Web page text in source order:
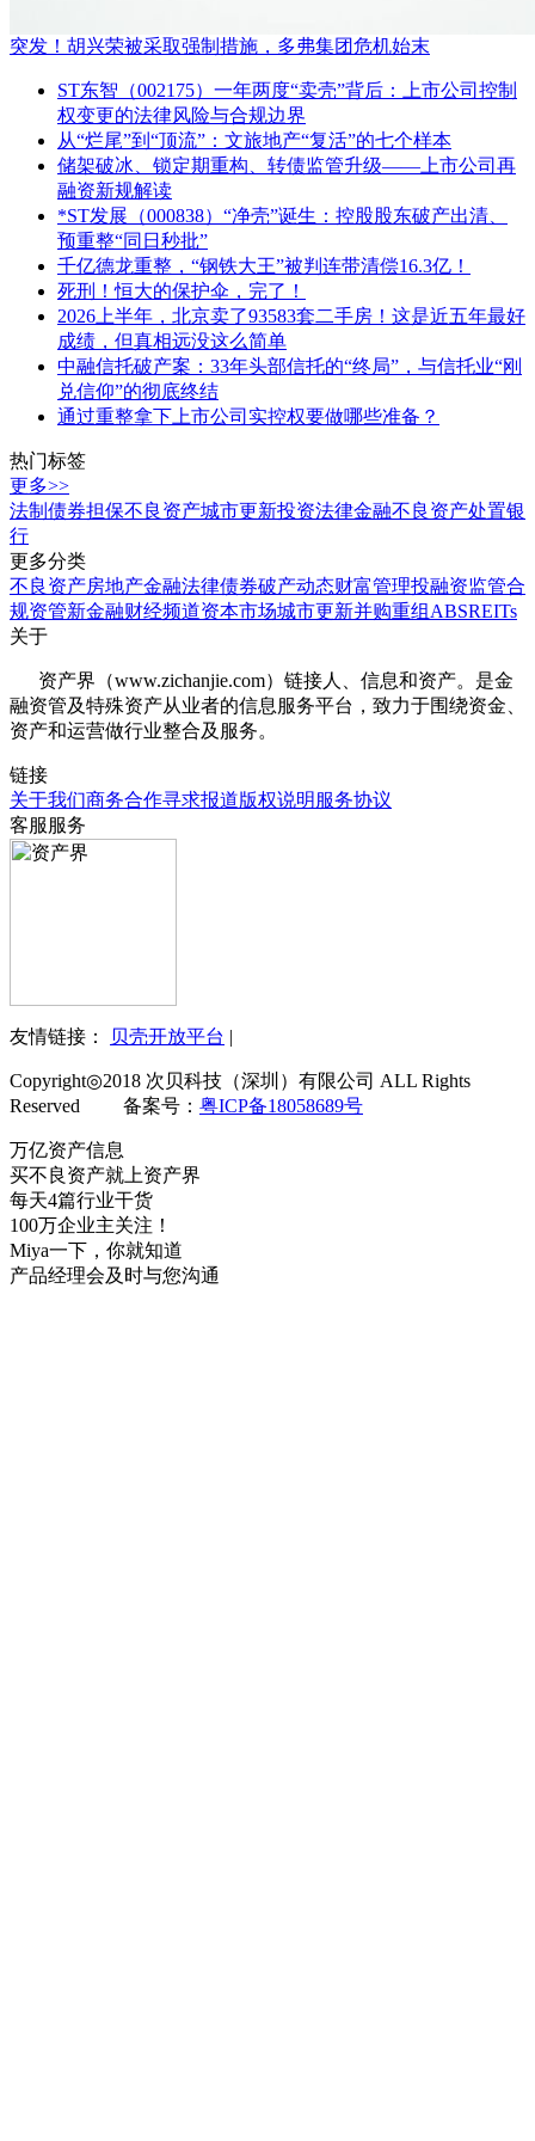
突发！胡兴荣被采取强制措施，多弗集团危机始末
ST东智（002175）一年两度“卖壳”背后：上市公司控制
权变更的法律风险与合规边界
从“烂尾”到“顶流”：文旅地产“复活”的七个样本
储架破冰、锁定期重构、转债监管升级——上市公司再
融资新规解读
*ST发展（000838）“净壳”诞生：控股股东破产出清、
预重整“同日秒批”
千亿德龙重整，“钢铁大王”被判连带清偿16.3亿！
死刑！恒大的保护伞，完了！
2026上半年，北京卖了93583套二手房！这是近五年最好
成绩，但真相远没这么简单
中融信托破产案：33年头部信托的“终局”，与信托业“刚
兑信仰”的彻底终结
通过重整拿下上市公司实控权要做哪些准备？
热门标签
更多>>
法制 债券担保不良资产城市更新投资法律金融不良资产处置银
行
更多分类
不良资产房地产金融法律债券破产动态财富管理投融资监管合
规资管新金融财经频道资本市场城市更新并购重组 ABSREITs
关于
资产界（www.zichanjie.com）链接人、信息和资产。是金
融资管及特殊资产从业者的信息服务平台，致力于围绕资金、
资产和运营做行业整合及服务。
链接
关于我们商务合作寻求报道版权说明 服务协议
客服服务
友情链接： 贝壳开放平台 |
Copyright◎2018 次贝科技（深圳）有限公司 ALL Rights
Reserved 备案号： 粤ICP备18058689号
万亿资产信息
买不良资产就上资产界
每天4篇行业干货
100万企业主关注！
Miya一下，你就知道
产品经理会及时与您沟通